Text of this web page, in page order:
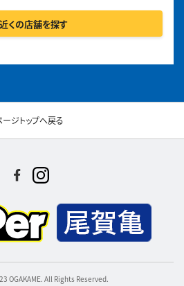
近くの店舗を探す
ージトップへ戻る
OGAKAME. All Rights Reserved.